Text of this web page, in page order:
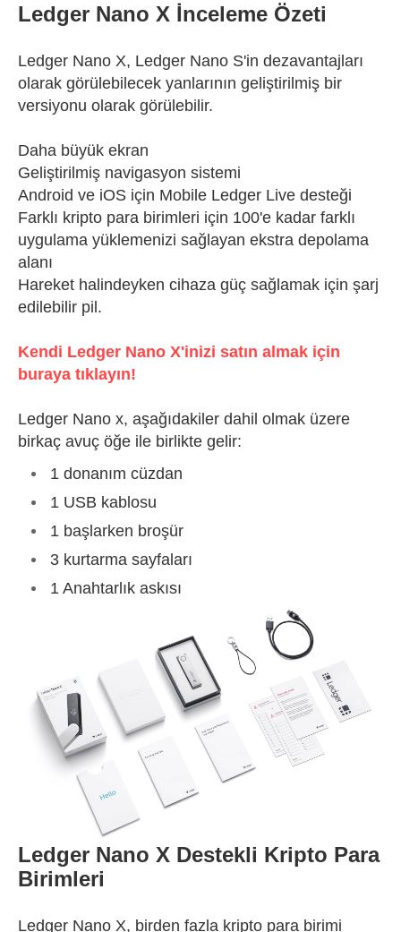
Ledger Nano X İnceleme Özeti
Ledger Nano X, Ledger Nano S'in dezavantajları
olarak görülebilecek yanlarının geliştirilmiş bir
versiyonu olarak görülebilir.
Daha büyük ekran
Geliştirilmiş navigasyon sistemi
Android ve iOS için Mobile Ledger Live desteği
Farklı kripto para birimleri için 100'e kadar farklı
uygulama yüklemenizi sağlayan ekstra depolama
alanı
Hareket halindeyken cihaza güç sağlamak için şarj
edilebilir pil.
Kendi Ledger Nano X'inizi satın almak için
buraya tıklayın!
Ledger Nano x, aşağıdakiler dahil olmak üzere
birkaç avuç öğe ile birlikte gelir:
1 donanım cüzdan
1 USB kablosu
1 başlarken broşür
3 kurtarma sayfaları
1 Anahtarlık askısı
Ledger Nano X Destekli Kripto Para
Birimleri
Ledger Nano X, birden fazla kripto para birimi